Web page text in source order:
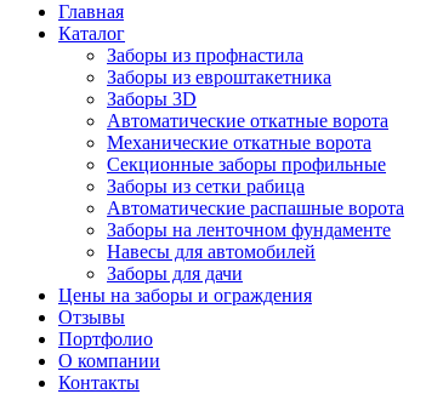
Главная
Каталог
Заборы из профнастила
Заборы из евроштакетника
Заборы 3D
Автоматические откатные ворота
Механические откатные ворота
Секционные заборы профильные
Заборы из сетки рабица
Автоматические распашные ворота
Заборы на ленточном фундаменте
Навесы для автомобилей
Заборы для дачи
Цены на заборы и ограждения
Отзывы
Портфолио
О компании
Контакты